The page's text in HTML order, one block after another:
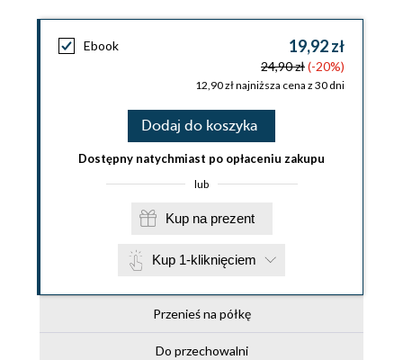
Ebook 19,92 zł
24,90 zł(-20%)
12,90 zł najniższa cena z 30 dni
Dodaj do koszyka
Dostępny natychmiast po opłaceniu zakupu
lub
Kup na prezent
Kup 1-kliknięciem
Przenieś na półkę
Do przechowalni